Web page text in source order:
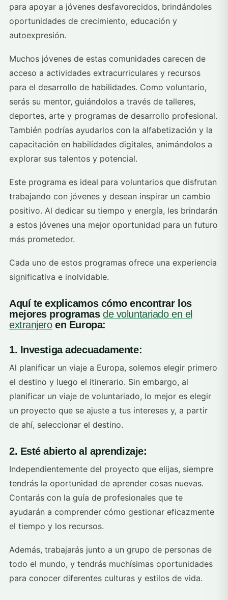
para apoyar a jóvenes desfavorecidos, brindándoles
oportunidades de crecimiento, educación y
autoexpresión.
Muchos jóvenes de estas comunidades carecen de
acceso a actividades extracurriculares y recursos
para el desarrollo de habilidades. Como voluntario,
serás su mentor, guiándolos a través de talleres,
deportes, arte y programas de desarrollo profesional.
También podrías ayudarlos con la alfabetización y la
capacitación en habilidades digitales, animándolos a
explorar sus talentos y potencial.
Este programa es ideal para voluntarios que disfrutan
trabajando con jóvenes y desean inspirar un cambio
positivo. Al dedicar su tiempo y energía, les brindarán
a estos jóvenes una mejor oportunidad para un futuro
más prometedor.
Cada uno de estos programas ofrece una experiencia
significativa e inolvidable.
Aquí te explicamos cómo encontrar los
mejores programasde voluntariado en el
extranjeroen Europa:
1. Investiga adecuadamente:
Al planificar un viaje a Europa, solemos elegir primero
el destino y luego el itinerario. Sin embargo, al
planificar un viaje de voluntariado, lo mejor es elegir
un proyecto que se ajuste a tus intereses y, a partir
de ahí, seleccionar el destino.
2. Esté abierto al aprendizaje:
Independientemente del proyecto que elijas, siempre
tendrás la oportunidad de aprender cosas nuevas.
Contarás con la guía de profesionales que te
ayudarán a comprender cómo gestionar eficazmente
el tiempo y los recursos.
Además, trabajarás junto a un grupo de personas de
todo el mundo, y tendrás muchísimas oportunidades
para conocer diferentes culturas y estilos de vida.